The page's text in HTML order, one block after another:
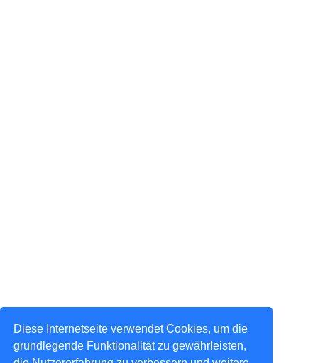
Diese Internetseite verwendet Cookies, um die
grundlegende Funktionalität zu gewährleisten,